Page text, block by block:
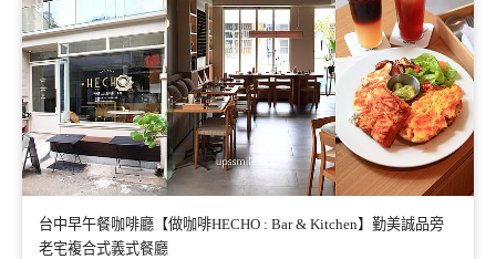
台中早午餐咖啡廳【做咖啡HECHO : Bar & Kitchen】勤美誠品旁
老宅複合式義式餐廳